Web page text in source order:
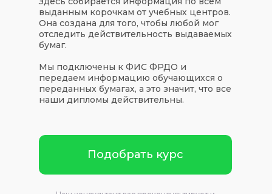
выданным корочкам от учебных центров.
Она создана для того, чтобы любой мог
отследить действительность выдаваемых
бумаг.
Мы подключены к ФИС ФРДО и
передаем информацию обучающихся о
переданных бумагах, а это значит, что все
наши дипломы действительны.
Подобрать курс